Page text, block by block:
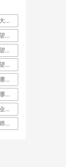
四川十大最好的职业学校四川十大职高学校排_四川十大最好的职业学校民办
成都希望学校是公办还是民办_成都希望学校百度百科
成都希望职业学校有普高班吗_成都希望职业学校招生网
成都希望职业学校招生代码51223_成都希望职业学校招生网
郫县有哪些大专职业学校郫县职业学校一览表_郫县有哪些大专学校
郫县有哪些公办职业高中郫都有哪些公立职业_郫县有哪些公立职业高中学校
成都职业学校名单成都市职业学校排名_成都职业学校都有哪些
成都技师学院郫县红光校区_成都技师学院郫都校区